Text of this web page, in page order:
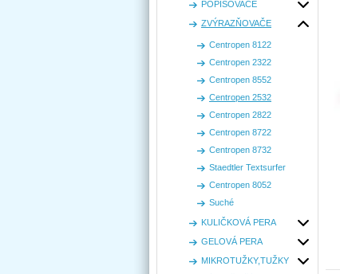
POPISOVAČE
ZVÝRAZŇOVAČE
Centropen 8122
Centropen 2322
Centropen 8552
Centropen 2532
Centropen 2822
Centropen 8722
Centropen 8732
Staedtler Textsurfer
Centropen 8052
Suché
KULIČKOVÁ PERA
GELOVÁ PERA
MIKROTUŽKY,TUŽKY